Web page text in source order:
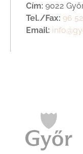
Cím: 9022
Tel./Fax: 96
Email: